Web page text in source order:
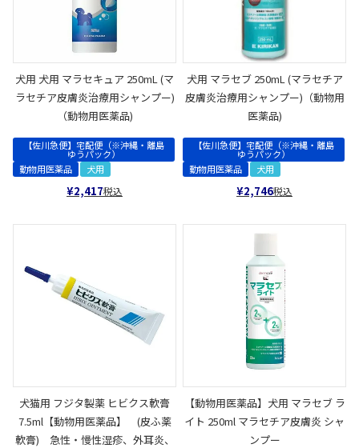
犬用 犬用 マラセキュア 250mL (マ
ラセチア皮膚炎治療用シャンプー)
（動物用医薬品)
【佐川急便】宅配便（※沖縄・離島
ゆうパック）
動物用医薬品
犬用
¥2,417税込
犬用 マラセブ 250mL (マラセチア
皮膚炎治療用シャンプー)（動物用
医薬品)
【佐川急便】宅配便（※沖縄・離島
ゆうパック）
動物用医薬品
犬用
¥2,746税込
犬猫用 フジタ製薬 ヒビクス軟膏
7.5ml【動物用医薬品】 (皮ふ薬
軟膏) 急性・慢性湿疹、外耳炎、
【動物用医薬品】犬用 マラセブ ラ
イト 250ml マラセチア皮膚炎 シャ
ンプー